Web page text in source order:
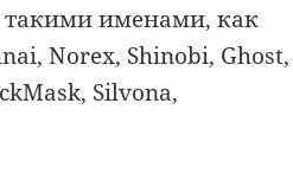
такими именами, как
Norex, Shinobi, Ghost,
Silvona,